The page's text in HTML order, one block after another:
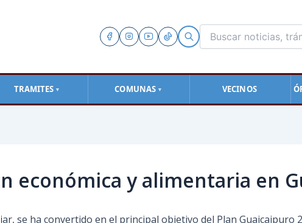
TRAMITES ▼ COMUNAS ▼ VECINOS
económica y alimentaria en
se ha convertido en el principal objetivo del Plan Guaicaipuro